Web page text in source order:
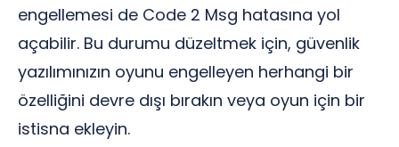
engellemesi de Code 2 Msg hatasına yol
açabilir. Bu durumu düzeltmek için, güvenlik
yazılımınızın oyunu engelleyen herhangi bir
özelliğini devre dışı bırakın veya oyun için bir
istisna ekleyin.